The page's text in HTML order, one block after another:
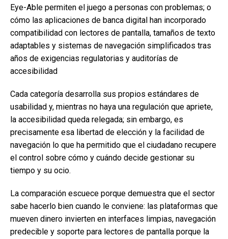
Eye-Able permiten el juego a personas con problemas; o
cómo las aplicaciones de banca digital han incorporado
compatibilidad con lectores de pantalla, tamaños de texto
adaptables y sistemas de navegación simplificados tras
años de exigencias regulatorias y auditorías de
accesibilidad
Cada categoría desarrolla sus propios estándares de
usabilidad y, mientras no haya una regulación que apriete,
la accesibilidad queda relegada; sin embargo, es
precisamente esa libertad de elección y la facilidad de
navegación lo que ha permitido que el ciudadano recupere
el control sobre cómo y cuándo decide gestionar su
tiempo y su ocio.
La comparación escuece porque demuestra que el sector
sabe hacerlo bien cuando le conviene: las plataformas que
mueven dinero invierten en interfaces limpias, navegación
predecible y soporte para lectores de pantalla porque la